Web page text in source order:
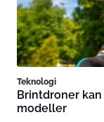
Teknologi
Brintdroner
modeller